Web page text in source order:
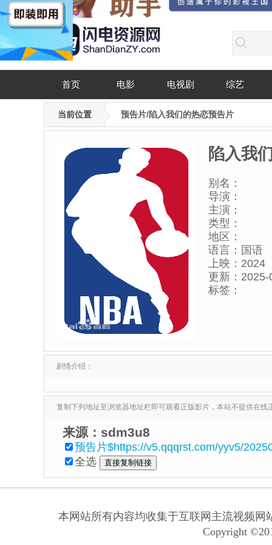
首页 电影 电视剧 综艺
当前位置 预告片/陷入我们的热恋预告片
陷入我
别名：
导演：
主演：
类型：
地区：
语言： 国语
上映： 2024
更新： 2025-
标签：
剧情介绍：
复制下列地址至浏览器地址栏即可观看正版影片，本站不提供在线
来源：sdm3u8
预告片$https://v5.qqqrst.com/yyv5/
全选
本网站所有内容均收集于互联网主流视频
Copyright